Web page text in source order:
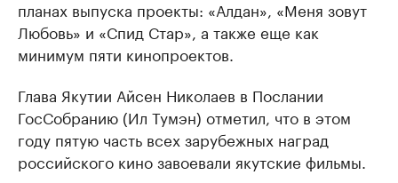
планах выпуска проекты: «Алдан», «Меня зовут
Любовь» и «Спид Стар», а также еще как
минимум пяти кинопроектов.
Глава Якутии Айсен Николаев в Послании
ГосСобранию (Ил Тумэн) отметил, что в этом
году пятую часть всех зарубежных наград
российского кино завоевали якутские фильмы.